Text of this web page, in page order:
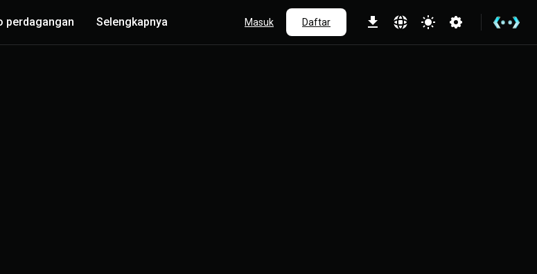
perdagangan Selengkapnya Masuk Daftar